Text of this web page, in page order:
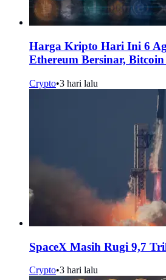
Harga Kripto Hari Ini 6
Ethereum Bersinar,
Crypto•3 hari lalu
SpaceX Masih Rugi 9,7
Crypto•3 hari lalu